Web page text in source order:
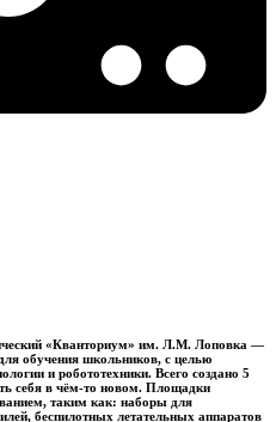
«Кванториум» им. Л.М. Лоповка —
обучения школьников, с целью
и робототехники. Всего создано 5
себя в чём-то новом. Площадки
таким как: наборы для
беспилотных летательных аппаратов